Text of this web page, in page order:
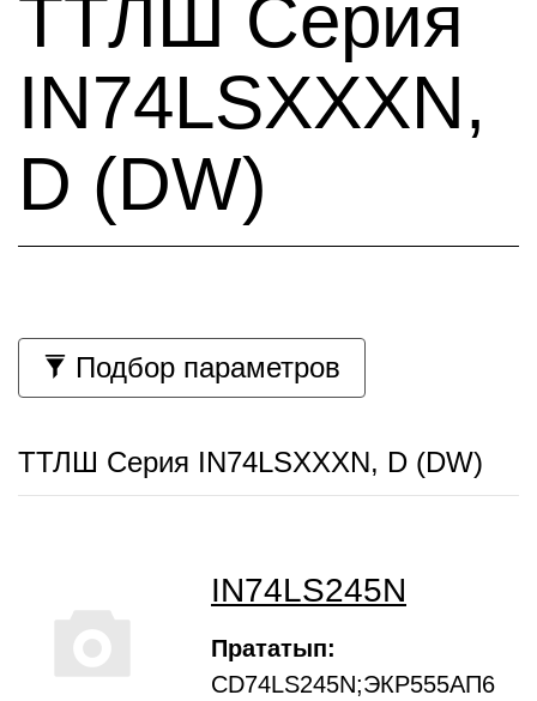
ТТЛШ Серия
IN74LSXXXN,
D (DW)
Подбор параметров
ТТЛШ Серия IN74LSXXXN, D (DW)
IN74LS245N
Прататып:
CD74LS245N;ЭКР555АП6